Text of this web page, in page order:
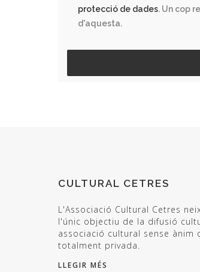
protecció de dades. Un cop
d'aquesta.
CULTURAL CETRES
L'Associació Cultural Cetres
l'únic objectiu de la difusió
associació cultural sense ànim
totalment privada.
LLEGIR MÉS